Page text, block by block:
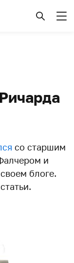
со старшим
и
блоге.